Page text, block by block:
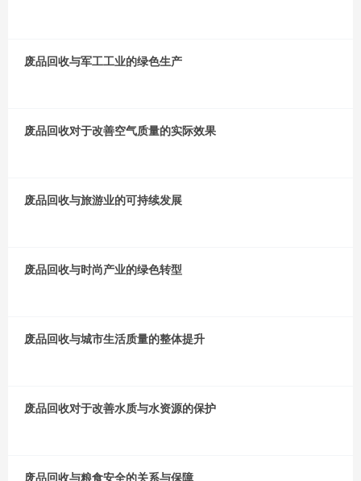
废品回收与军工工业的绿色生产
废品回收对于改善空气质量的实际效果
废品回收与旅游业的可持续发展
废品回收与时尚产业的绿色转型
废品回收与城市生活质量的整体提升
废品回收对于改善水质与水资源的保护
废品回收与粮食安全的关系与保障